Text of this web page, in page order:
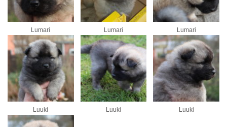
Lumari Lumari Lumari
Luuki Luuki Luuki